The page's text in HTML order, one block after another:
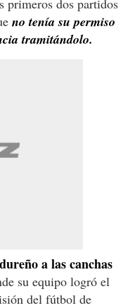
no tenía su permiso
tramitándolo.
a las canchas
su equipo logró el
del fútbol de